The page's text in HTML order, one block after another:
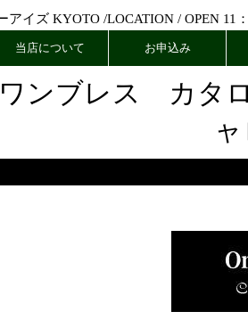
アイズ KYOTO /LOCATION/ OPEN 11
当店について お申込み
ンブレス カタ